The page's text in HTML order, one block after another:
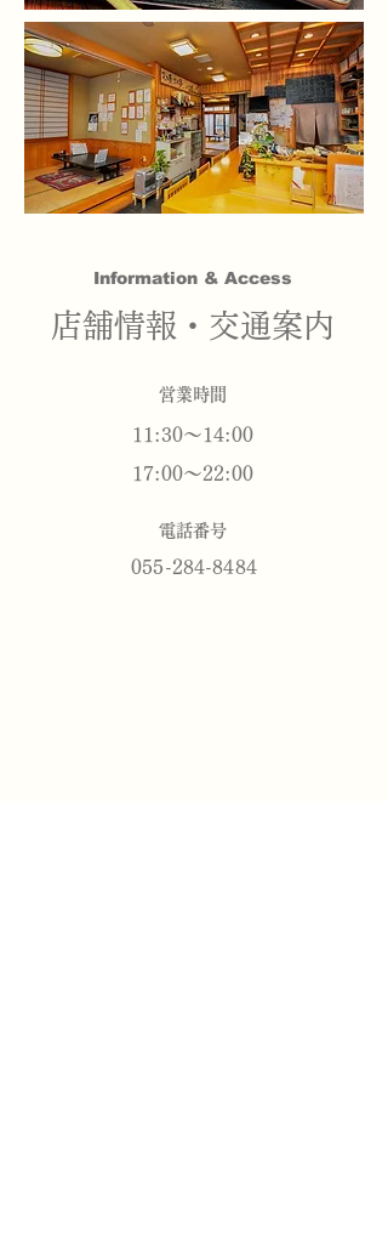
Information & Access
店舗情報・交通案内
営業時間
11:30～14:00
17:00～22:00
電話番号
055-284-8484